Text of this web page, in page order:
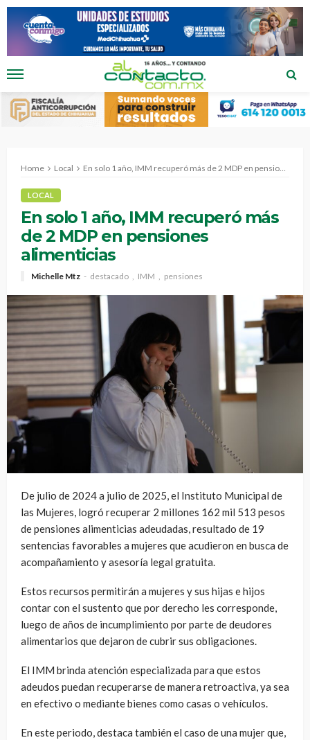
Home Local En solo 1 año, IMM recuperó más de 2 MDP en pensiones alimenticias
LOCAL
En solo 1 año, IMM recuperó más
de 2 MDP en pensiones
alimenticias
Michelle Mtz destacado IMM pensiones
De julio de 2024 a julio de 2025, el Instituto Municipal de
las Mujeres, logró recuperar 2 millones 162 mil 513 pesos
de pensiones alimenticias adeudadas, resultado de 19
sentencias favorables a mujeres que acudieron en busca de
acompañamiento y asesoría legal gratuita.
Estos recursos permitirán a mujeres y sus hijas e hijos
contar con el sustento que por derecho les corresponde,
luego de años de incumplimiento por parte de deudores
alimentarios que dejaron de cubrir sus obligaciones.
El IMM brinda atención especializada para que estos
adeudos puedan recuperarse de manera retroactiva, ya sea
en efectivo o mediante bienes como casas o vehículos.
En este periodo, destaca también el caso de una mujer que,